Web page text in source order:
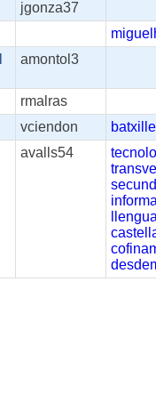
jgonza37
amontol3
rmalras
vciendon
avalls54